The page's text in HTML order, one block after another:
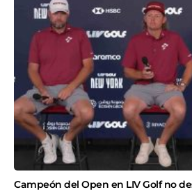
Campeón del Open en LIV Golf no